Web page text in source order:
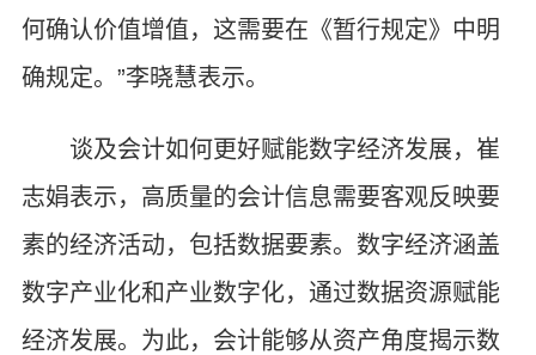
何确认价值增值，这需要在《暂行规定》中明
确规定。”李晓慧表示。
谈及会计如何更好赋能数字经济发展，崔
志娟表示，高质量的会计信息需要客观反映要
素的经济活动，包括数据要素。数字经济涵盖
数字产业化和产业数字化，通过数据资源赋能
经济发展。为此，会计能够从资产角度揭示数